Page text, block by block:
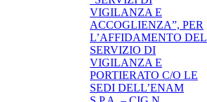
VIGILANZA E
ACCOGLIENZA”, PER
L’AFFIDAMENTO DEL
SERVIZIO DI
VIGILANZA E
PORTIERATO C/O LE
SEDI DELL’ENAM